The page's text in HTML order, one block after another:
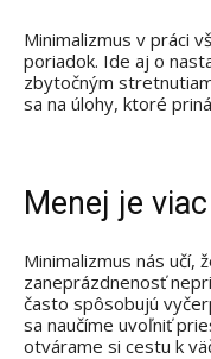
Minimalizmus v práci
poriadok. Ide aj o
zbytočným
sa na úlohy, ktoré
Menej je
Minimalizmus nás učí,
zaneprázdnenosť
často spôsobujú
sa naučíme uvoľniť
otvárame si cestu k